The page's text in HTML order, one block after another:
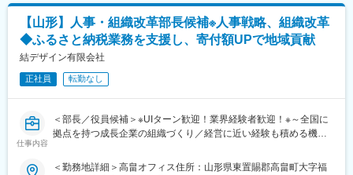
◇充実した福利厚生
服装や髪色の自由、書籍購入のリクエスト制度、1時間単位での有
給取得が可能です。
変更の範囲：会社の定める業務
ふるさと納税を入り口とした、交流人口の拡大や特産品の販路拡
張など、地域経済に貢献する新たな収益基盤を確立
■当ポジションの魅力：
◎自身の提案が自治体の税収増に直結し、それが教育や子育てと
いった形で地域住民に還元される実感を味わえます。
◎経営陣の右腕として、会社の将来を左右する重要な意思決定に
参加できます。
変更の範囲：会社の定める業務
【山形】人事・組織改革部長候補※人事戦略、組織改革
◆ふるさと納税業務を支援し、寄付額UPで地域貢献
結デザイン有限会社
正社員 転勤なし
仕事内容
＜部長／役員候補＞※UIターン歓迎！業界経験者歓迎！※～全国に
拠点を持つ成長企業の組織づくり／経営に近い経験も積める機会
に地域密着型の企業～
＜勤務地詳細＞高畠オフィス住所：山形県東置賜郡高畠町大字福